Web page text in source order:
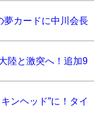
夢カードに中川会長
陸と激突へ！追加9
ンヘッド”に！タイ